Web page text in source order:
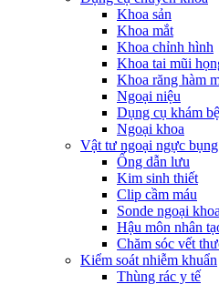
Khoa sản
Khoa mắt
Khoa chỉnh hình
Khoa tai mũi
Khoa răng hàm
Ngoại niệu
Dụng cụ khám
Ngoại khoa
Vật tư ngoại ngực bụng
Ống dẫn lưu
Kim sinh thiết
Clip cầm máu
Sonde ngoại khoa
Hậu môn nhân
Chăm sóc vết
Kiểm soát nhiễm khuẩn
Thùng rác y tế